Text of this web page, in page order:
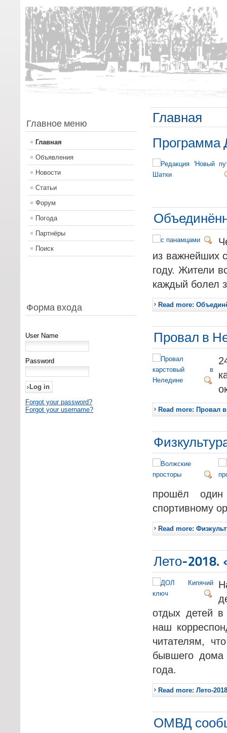
Главное меню
Главная
Объявления
Новости
Статьи
Форум
Погода
Партнёры
Поиск
Форма входа
User Name
Password
Forgot your password?
Forgot your username?
Главная
Программа
из важнейших
году. Жители
каждый болел
Read more:
Провал в
Read more: Провал
прошёл один
спортивному
Read more:
Лето-2018.
отдых детей в
наш
читателям,
бывшего дома
года.
Read more: Лето-
ОМВД